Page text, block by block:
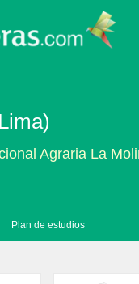
Agraria La
Plan de estudios